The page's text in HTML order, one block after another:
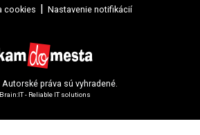
cookies
Nastavenie notifikácií
práva sú vyhradené.
Brain:IT - Reliable IT solutions